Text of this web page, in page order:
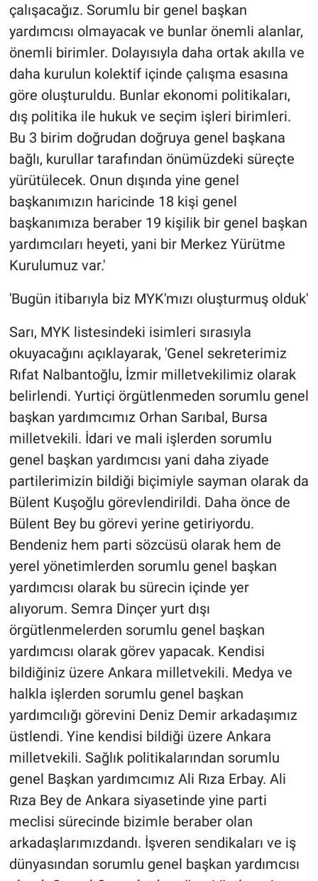
çalışacağız. Sorumlu bir genel başkan
yardımcısı olmayacak ve bunlar önemli alanlar,
önemli birimler. Dolayısıyla daha ortak akılla ve
daha kurulun kolektif içinde çalışma esasına
göre oluşturuldu. Bunlar ekonomi politikaları,
dış politika ile hukuk ve seçim işleri birimleri.
Bu 3 birim doğrudan doğruya genel başkana
bağlı, kurullar tarafından önümüzdeki süreçte
yürütülecek. Onun dışında yine genel
başkanımızın haricinde 18 kişi genel
başkanımıza beraber 19 kişilik bir genel başkan
yardımcıları heyeti, yani bir Merkez Yürütme
Kurulumuz var.'
'Bugün itibarıyla biz MYK'mızı oluşturmuş olduk'
Sarı, MYK listesindeki isimleri sırasıyla
okuyacağını açıklayarak, 'Genel sekreterimiz
Rıfat Nalbantoğlu, İzmir milletvekilimiz olarak
belirlendi. Yurtiçi örgütlenmeden sorumlu genel
başkan yardımcımız Orhan Sarıbal, Bursa
milletvekili. İdari ve mali işlerden sorumlu
genel başkan yardımcısı yani daha ziyade
partilerimizin bildiği biçimiyle sayman olarak da
Bülent Kuşoğlu görevlendirildi. Daha önce de
Bülent Bey bu görevi yerine getiriyordu.
Bendeniz hem parti sözcüsü olarak hem de
yerel yönetimlerden sorumlu genel başkan
yardımcısı olarak bu sürecin içinde yer
alıyorum. Semra Dinçer yurt dışı
örgütlenmelerden sorumlu genel başkan
yardımcısı olarak görev yapacak. Kendisi
bildiğiniz üzere Ankara milletvekili. Medya ve
halkla işlerden sorumlu genel başkan
yardımcılığı görevini Deniz Demir arkadaşımız
üstlendi. Yine kendisi bildiği üzere Ankara
milletvekili. Sağlık politikalarından sorumlu
genel Başkan yardımcımız Ali Rıza Erbay. Ali
Rıza Bey de Ankara siyasetinde yine parti
meclisi sürecinde bizimle beraber olan
arkadaşlarımızdandı. İşveren sendikaları ve iş
dünyasından sorumlu genel başkan yardımcısı